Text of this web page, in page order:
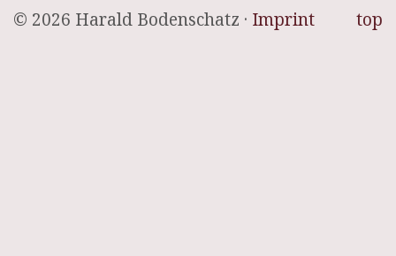
top
© 2026 Harald Bodenschatz · Imprint